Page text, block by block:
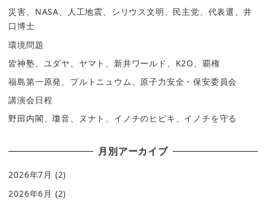
災害、NASA、人工地震、シリウス文明、民主党、代表選、井
口博士
環境問題
皆神塾、ユダヤ、ヤマト、新井ワールド、K2O、覇権
福島第一原発、プルトニュウム、原子力安全・保安委員会
講演会日程
野田内閣、瓊音、ヌナト、イノチのヒビキ、イノチを守る
月別アーカイブ
2026年7月 (2)
2026年6月 (2)